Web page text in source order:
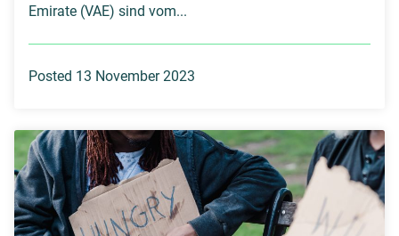
Emirate (VAE) sind vom...
Posted 13 November 2023